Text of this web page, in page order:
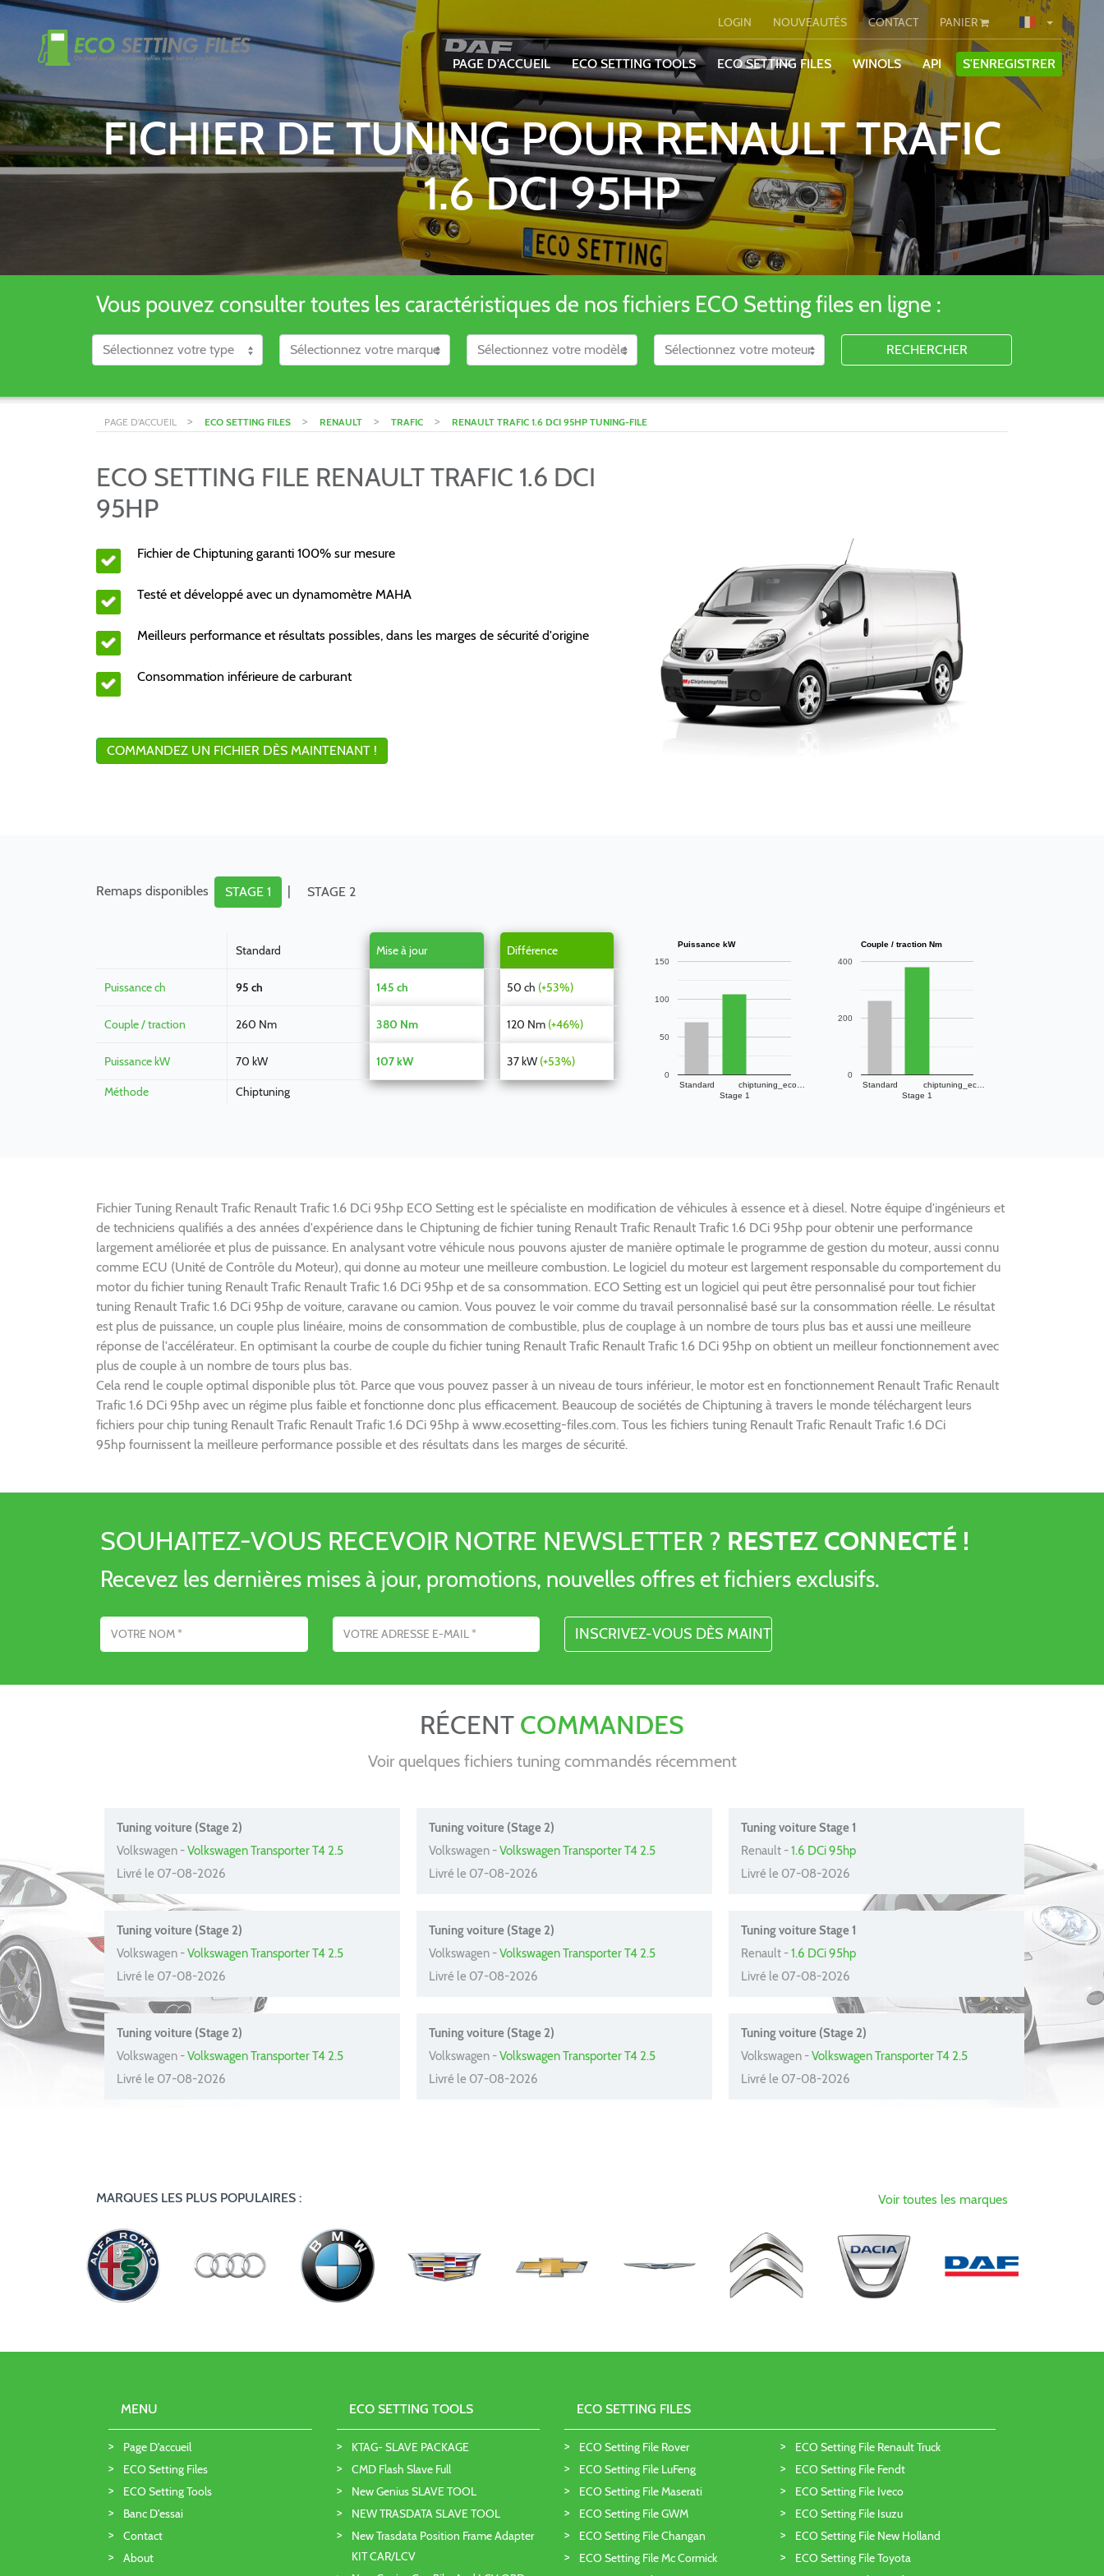
LOGIN NOUVEAUTÉS CONTACT PANIER
PAGE D'ACCUEIL ECO SETTING TOOLS ECO SETTING FILES WINOLS API S'ENREGISTRER
FICHIER DE TUNING POUR RENAULT TRAFIC
1.6 DCI 95HP
Vous pouvez consulter toutes les caractéristiques de nos fichiers ECO Setting files en ligne :
RECHERCHER
PAGE D'ACCUEIL > ECO SETTING FILES > RENAULT > TRAFIC > RENAULT TRAFIC 1.6 DCI 95HP TUNING-FILE
ECO SETTING FILE RENAULT TRAFIC 1.6 DCI
95HP
Fichier de Chiptuning garanti 100% sur mesure
Testé et développé avec un dynamomètre MAHA
Meilleurs performance et résultats possibles, dans les marges de sécurité d'origine
Consommation inférieure de carburant
COMMANDEZ UN FICHIER DÈS MAINTENANT !
Remaps disponibles STAGE 1 | STAGE 2
Standard Mise à jour Différence
Puissance ch 95 ch 145 ch 50 ch (+53%)
Couple / traction 260 Nm 380 Nm 120 Nm (+46%)
Puissance kW 70 kW 107 kW 37 kW (+53%)
Méthode Chiptuning
Puissance kW
Standard
Stage 1
chiptuning_eco…
0
50
100
150
Couple / traction Nm
Standard
Stage 1
chiptuning_ec…
0
200
400
Fichier Tuning Renault Trafic Renault Trafic 1.6 DCi 95hp ECO Setting est le spécialiste en modification de véhicules à essence et à diesel. Notre équipe d'ingénieurs et
de techniciens qualifiés a des années d'expérience dans le Chiptuning de fichier tuning Renault Trafic Renault Trafic 1.6 DCi 95hp pour obtenir une performance
largement améliorée et plus de puissance. En analysant votre véhicule nous pouvons ajuster de manière optimale le programme de gestion du moteur, aussi connu
comme ECU (Unité de Contrôle du Moteur), qui donne au moteur une meilleure combustion. Le logiciel du moteur est largement responsable du comportement du
motor du fichier tuning Renault Trafic Renault Trafic 1.6 DCi 95hp et de sa consommation. ECO Setting est un logiciel qui peut être personnalisé pour tout fichier
tuning Renault Trafic 1.6 DCi 95hp de voiture, caravane ou camion. Vous pouvez le voir comme du travail personnalisé basé sur la consommation réelle. Le résultat
est plus de puissance, un couple plus linéaire, moins de consommation de combustible, plus de couplage à un nombre de tours plus bas et aussi une meilleure
réponse de l'accélérateur. En optimisant la courbe de couple du fichier tuning Renault Trafic Renault Trafic 1.6 DCi 95hp on obtient un meilleur fonctionnement avec
plus de couple à un nombre de tours plus bas.
Cela rend le couple optimal disponible plus tôt. Parce que vous pouvez passer à un niveau de tours inférieur, le motor est en fonctionnement Renault Trafic Renault
Trafic 1.6 DCi 95hp avec un régime plus faible et fonctionne donc plus efficacement. Beaucoup de sociétés de Chiptuning à travers le monde téléchargent leurs
fichiers pour chip tuning Renault Trafic Renault Trafic 1.6 DCi 95hp à www.ecosetting-files.com. Tous les fichiers tuning Renault Trafic Renault Trafic 1.6 DCi
95hp fournissent la meilleure performance possible et des résultats dans les marges de sécurité.
SOUHAITEZ-VOUS RECEVOIR NOTRE NEWSLETTER ? RESTEZ CONNECTÉ !
Recevez les dernières mises à jour, promotions, nouvelles offres et fichiers exclusifs.
RÉCENT COMMANDES
Voir quelques fichiers tuning commandés récemment
Tuning voiture (Stage 2)
Volkswagen -Volkswagen Transporter T4 2.5
Livré le 07-08-2026
Tuning voiture (Stage 2)
Volkswagen -Volkswagen Transporter T4 2.5
Livré le 07-08-2026
Tuning voiture Stage 1
Renault -1.6 DCi 95hp
Livré le 07-08-2026
Tuning voiture (Stage 2)
Volkswagen -Volkswagen Transporter T4 2.5
Livré le 07-08-2026
Tuning voiture (Stage 2)
Volkswagen -Volkswagen Transporter T4 2.5
Livré le 07-08-2026
Tuning voiture Stage 1
Renault -1.6 DCi 95hp
Livré le 07-08-2026
Tuning voiture (Stage 2)
Volkswagen -Volkswagen Transporter T4 2.5
Livré le 07-08-2026
Tuning voiture (Stage 2)
Volkswagen -Volkswagen Transporter T4 2.5
Livré le 07-08-2026
Tuning voiture (Stage 2)
Volkswagen -Volkswagen Transporter T4 2.5
Livré le 07-08-2026
MARQUES LES PLUS POPULAIRES : Voir toutes les marques
MENU
Page D'accueil
ECO Setting Files
ECO Setting Tools
Banc D'essai
Contact
About
ECO SETTING TOOLS
KTAG- SLAVE PACKAGE
CMD Flash Slave Full
New Genius SLAVE TOOL
NEW TRASDATA SLAVE TOOL
New Trasdata Position Frame Adapter
KIT CAR/LCV
ECO SETTING FILES
ECO Setting File Rover
ECO Setting File LuFeng
ECO Setting File Maserati
ECO Setting File GWM
ECO Setting File Changan
ECO Setting File Mc Cormick
ECO Setting File Renault Truck
ECO Setting File Fendt
ECO Setting File Iveco
ECO Setting File Isuzu
ECO Setting File New Holland
ECO Setting File Toyota